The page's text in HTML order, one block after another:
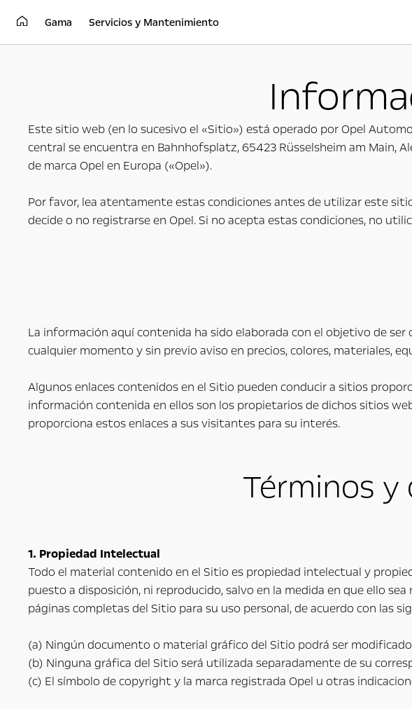
Gama Servicios y Mantenimiento
Este sitio web (en lo sucesivo el «Sitio») está operado por Opel
central se encuentra en Bahnhofsplatz, 65423 Rüsselsheim am Main,
de marca Opel en Europa («Opel»).
Por favor, lea atentamente estas condiciones antes de utilizar este
decide o no registrarse en Opel. Si no acepta estas condiciones, no
La información aquí contenida ha sido elaborada con el objetivo de
cualquier momento y sin previo aviso en precios, colores, materiales,
Algunos enlaces contenidos en el Sitio pueden conducir a sitios
información contenida en ellos son los propietarios de dichos sitios
proporciona estos enlaces a sus visitantes para su interés.
Términos
1. Propiedad Intelectual
Todo el material contenido en el Sitio es propiedad intelectual y
puesto a disposición, ni reproducido, salvo en la medida en que ello
páginas completas del Sitio para su uso personal, de acuerdo con las
(a) Ningún documento o material gráfico del Sitio podrá ser
(b) Ninguna gráfica del Sitio será utilizada separadamente de su
(c) El símbolo de copyright y la marca registrada Opel u otras